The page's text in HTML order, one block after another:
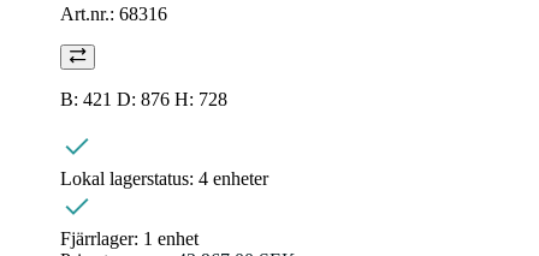
Art.nr.: 68316
B: 421 D: 876 H: 728
Lokal lagerstatus: 4 enheter
Fjärrlager: 1 enhet